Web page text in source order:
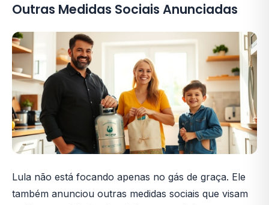
Outras Medidas Sociais Anunciadas
Lula não está focando apenas no gás de graça. Ele
também anunciou outras medidas sociais que visam